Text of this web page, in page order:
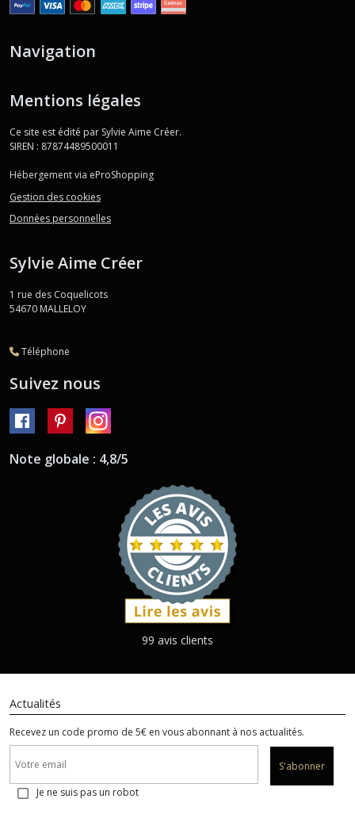
Navigation
Mentions légales
Ce site est édité par Sylvie Aime Créer.
SIREN : 87874489500011
Hébergement via eProShopping
Gestion des cookies
Données personnelles
Sylvie Aime Créer
1 rue des Coquelicots
54670 MALLELOY
Téléphone
Suivez nous
Note globale : 4,8/5
99 avis clients
Actualités
Recevez un code promo de 5€ en vous abonnant à nos actualités.
S'abonner
Je ne suis pas un robot